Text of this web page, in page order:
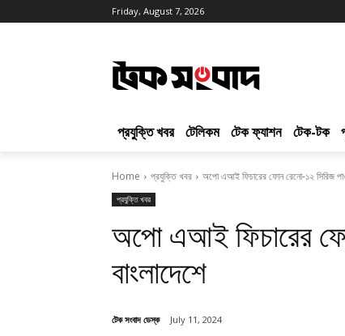
Friday, August 7, 2026
প্রযুক্তি খবর টেলিকম টেক ফ্যাশন টেক-টক
Home প্রযুক্তি খবর অপো এআই ফিচারের ফোন রেনো-১২ সিরিজ
প্রযুক্তি খবর
অপো এআই ফিচারের
বাংলাদেশে
টেক সংবাদ ডেস্ক July 11, 2024